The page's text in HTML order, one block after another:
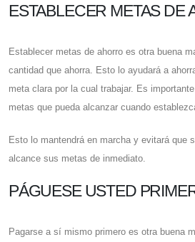
ESTABLECER METAS DE
Establecer metas de ahorro es otra buena
cantidad que ahorra. Esto lo ayudará a
meta clara por la cual trabajar. Es
metas que pueda alcanzar cuando
Esto lo mantendrá en marcha y evitará que
alcance sus metas de inmediato.
PÁGUESE USTED
Pagarse a sí mismo primero es otra buena